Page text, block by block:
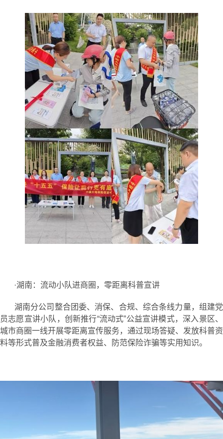
·湖南：流动小队进商圈，零距离科普宣讲
湖南分公司整合团委、消保、合规、综合条线力量，组建党
员志愿宣讲小队，创新推行“流动式”公益宣讲模式，深入景区、
城市商圈一线开展零距离宣传服务，通过现场答疑、发放科普资
料等形式普及金融消费者权益、防范保险诈骗等实用知识。